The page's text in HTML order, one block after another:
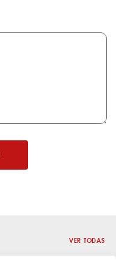
VER TODAS